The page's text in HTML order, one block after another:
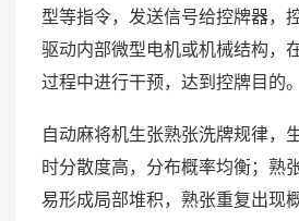
型等指令，发送信号给控牌器，
驱动内部微型电机或机械结构，
过程中进行干预，达到控牌目的。
自动麻将机生张熟张洗牌规律，
时分散度高，分布概率均衡；熟
易形成局部堆积，熟张重复出现